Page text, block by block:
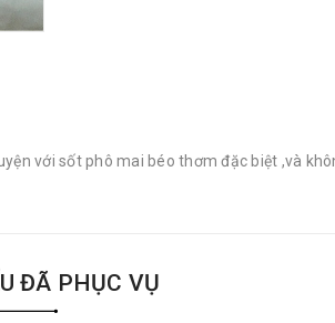
với sốt phô mai béo thơm đặc biệt ,và
ĐÃ PHỤC VỤ